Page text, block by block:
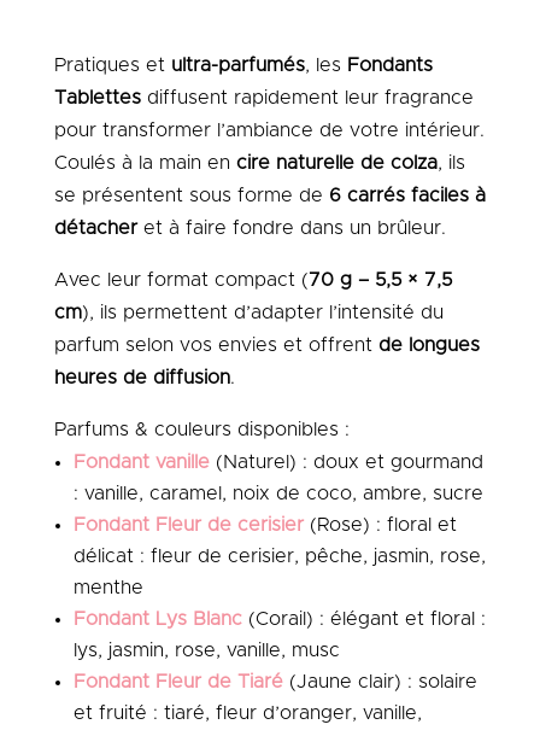
Pratiques et ultra-parfumés, les Fondants
Tablettesdiffusent rapidement leur fragrance
pour transformer l’ambiance de votre intérieur.
Coulés à la main en cire naturelle de colza, ils
se présentent sous forme de 6 carrés faciles à
détacheret à faire fondre dans un brûleur.
Avec leur format compact (70 g – 5,5 × 7,5
cm), ils permettent d’adapter l’intensité du
parfum selon vos envies et offrent de longues
heures de diffusion.
Parfums & couleurs disponibles :
Fondant vanille(Naturel) : doux et gourmand
: vanille, caramel, noix de coco, ambre, sucre
Fondant Fleur de cerisier (Rose) : floral et
délicat : fleur de cerisier, pêche, jasmin, rose,
menthe
Fondant Lys Blanc (Corail) : élégant et floral :
lys, jasmin, rose, vanille, musc
Fondant Fleur de Tiaré (Jaune clair) : solaire
et fruité : tiaré, fleur d’oranger, vanille,